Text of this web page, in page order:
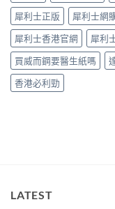
見
效、
最
長
36
小
時、
正
購
整
解
析〉
中
犀利士正版
犀利士網
犀利士香港官網
犀利
買威而鋼要醫生紙嗎
香港必利勁
LATEST